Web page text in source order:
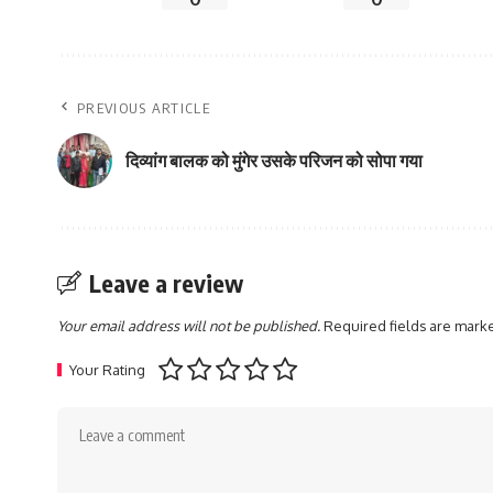
PREVIOUS ARTICLE
दिव्यांग बालक को मुंगेर उसके परिजन को सोपा गया
Leave a review
Your email address will not be published.Required fields are
Your Rating